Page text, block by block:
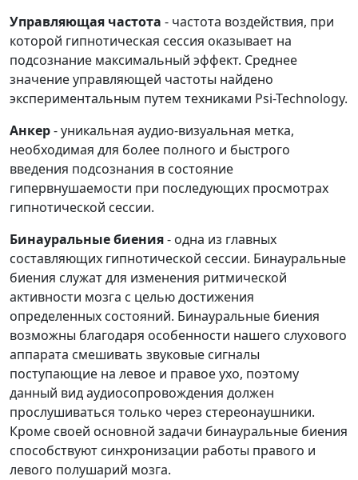
Управляющая частота - частота воздействия, при
которой гипнотическая сессия оказывает на
подсознание максимальный эффект. Среднее
значение управляющей частоты найдено
экспериментальным путем техниками Psi-Technology.
Анкер- уникальная аудио-визуальная метка,
необходимая для более полного и быстрого
введения подсознания в состояние
гипервнушаемости при последующих просмотрах
гипнотической сессии.
Бинауральные биения- одна из главных
составляющих гипнотической сессии. Бинауральные
биения служат для изменения ритмической
активности мозга с целью достижения
определенных состояний. Бинауральные биения
возможны благодаря особенности нашего слухового
аппарата смешивать звуковые сигналы
поступающие на левое и правое ухо, поэтому
данный вид аудиосопровождения должен
прослушиваться только через стереонаушники.
Кроме своей основной задачи бинауральные биения
способствуют синхронизации работы правого и
левого полушарий мозга.